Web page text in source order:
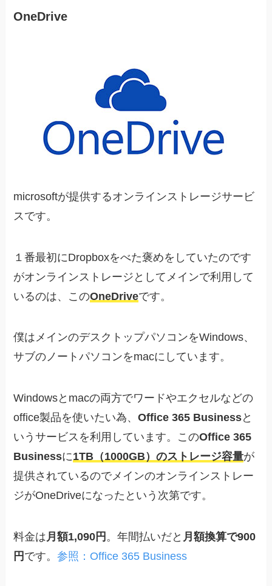
OneDrive
microsoftが提供するオンラインストレージサービ
スです。
１番最初にDropboxをべた褒めをしていたのです
がオンラインストレージとしてメインで利用して
いるのは、このOneDriveです。
僕はメインのデスクトップパソコンをWindows、
サブのノートパソコンをmacにしています。
Windowsとmacの両方でワードやエクセルなどの
office製品を使いたい為、Office 365 Businessと
いうサービスを利用しています。このOffice 365
Businessに1TB（1000GB）のストレージ容量が
提供されているのでメインのオンラインストレー
ジがOneDriveになったという次第です。
料金は 月額1,090円 。年間払いだと 月額換算で900
円 です。参照：Office 365 Business